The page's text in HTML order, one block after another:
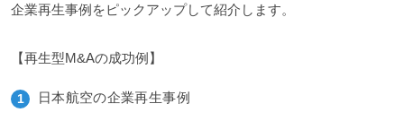
企業再生事例をピックアップして紹介します。
【再生型M&Aの成功例】
日本航空の企業再生事例